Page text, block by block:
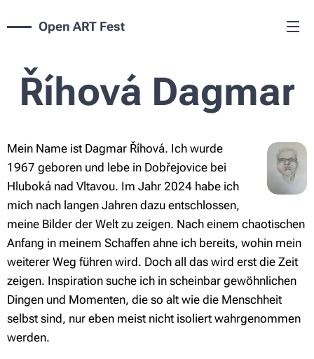
Open ART Fest
Říhová Dagmar
Mein Name ist Dagmar Říhová. Ich wurde
1967 geboren und lebe in Dobřejovice bei
Hluboká nad Vltavou. Im Jahr 2024 habe ich
mich nach langen Jahren dazu entschlossen,
meine Bilder der Welt zu zeigen. Nach einem chaotischen
Anfang in meinem Schaffen ahne ich bereits, wohin mein
weiterer Weg führen wird. Doch all das wird erst die Zeit
zeigen. Inspiration suche ich in scheinbar gewöhnlichen
Dingen und Momenten, die so alt wie die Menschheit
selbst sind, nur eben meist nicht isoliert wahrgenommen
werden.